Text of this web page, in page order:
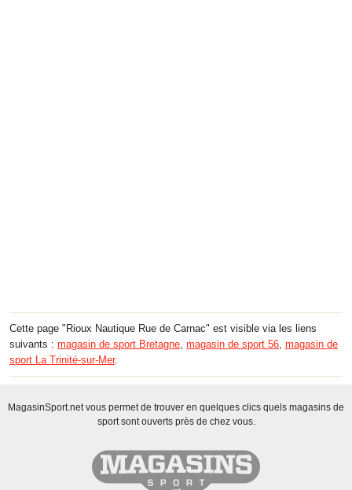
Cette page "Rioux Nautique Rue de Carnac" est visible via les liens
suivants : magasin de sport Bretagne magasin de sport 56 magasin de
sport La Trinité-sur-Mer.
MagasinSport.net vous permet de trouver en quelques clics quels magasins de
sport sont ouverts près de chez vous.